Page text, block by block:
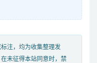
注，均为收集整理发
未征得本站同意时，禁